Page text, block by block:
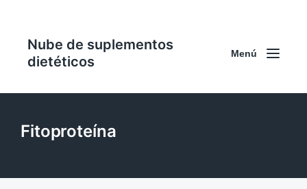
Nube de suplementos
dietéticos
Menú
Fitoproteína